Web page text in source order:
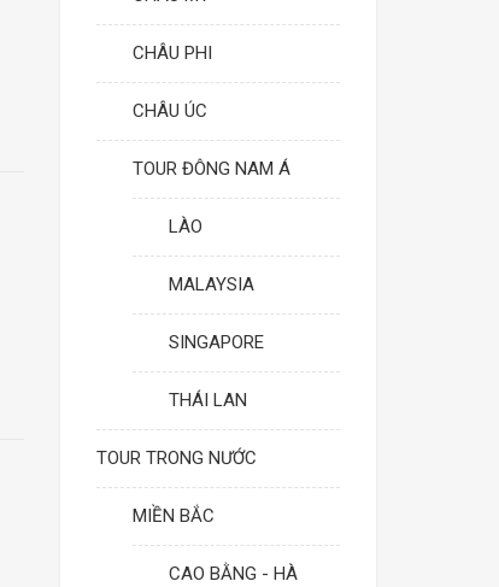
CHÂU PHI
CHÂU ÚC
TOUR ĐÔNG NAM Á
LÀO
MALAYSIA
SINGAPORE
THÁI LAN
TOUR TRONG NƯỚC
MIỀN BẮC
CAO BẰNG - HÀ